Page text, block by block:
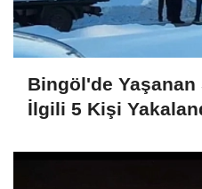
Bingöl'de Yaşanan
İlgili 5 Kişi